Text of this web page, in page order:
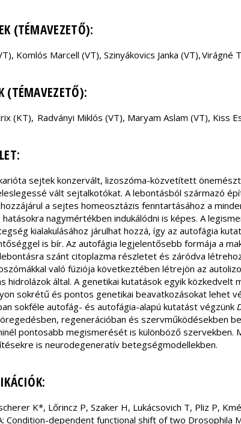
(TÉMAVEZETŐ):
Komlós Marcell (VT), Szinyákovics Janka (VT), Virágné
(TÉMAVEZETŐ):
(KT), Radványi Miklós (VT), Maryam Aslam (VT), Kiss
sejtek konzervált, lizoszóma-közvetített
vált sejtalkotókat. A lebontásból származó
a sejtes homeosztázis fenntartásához a
nagymértékben indukálódni is képes. A
kialakulásához járulhat hozzá, így az autofágia
is bír. Az autofágia legjelentősebb formája a
szánt citoplazma részletet és záródva
való fúziója következtében létrejön az
hidrolázok által. A genetikai kutatások egyik közkedvelt
sokrétű és pontos genetikai beavatkozásokat lehet
sokféle autofág- és autofágia-alapú kutatást végzünk
regenerációban és szervműködésekben
pontosabb megismerését is különböző
is neurodegeneratív betegségmodellekben.
K*, Lőrincz P, Szaker H, Lukácsovich T, Pliz P,
Condition-dependent functional shift of two Drosophila